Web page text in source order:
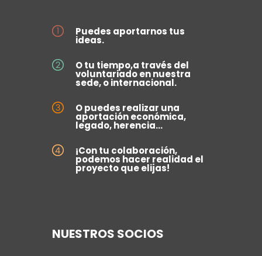
Puedes aportarnos tus
ideas.
O tu tiempo,a través del
voluntariado en nuestra
sede, o internacional.
O puedes realizar una
aportación económica,
legado, herencia...
¡Con tu colaboración,
podemos hacer realidad el
proyecto que elijas!
NUESTROS SOCIOS